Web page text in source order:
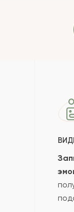
ОСТАВИТЬ